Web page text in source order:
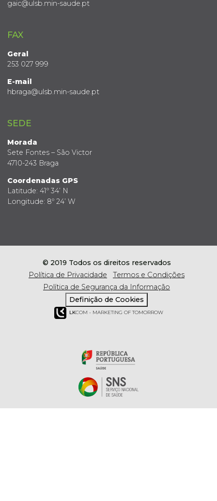
gaic@ulsb.min-saude.pt
FAX
Geral
253 027 999
E-mail
hbraga@ulsb.min-saude.pt
SEDE
Morada
Sete Fontes – São Victor
4710-243 Braga
Coordenadas GPS
Latitude: 41º 34’ N
Longitude: 8º 24’ W
© 2019 Todos os direitos reservados
Política de Privacidade
Termos e Condições
Política de Segurança da Informação
Definição de Cookies
LKCOM - MARKETING OF TOMORROW